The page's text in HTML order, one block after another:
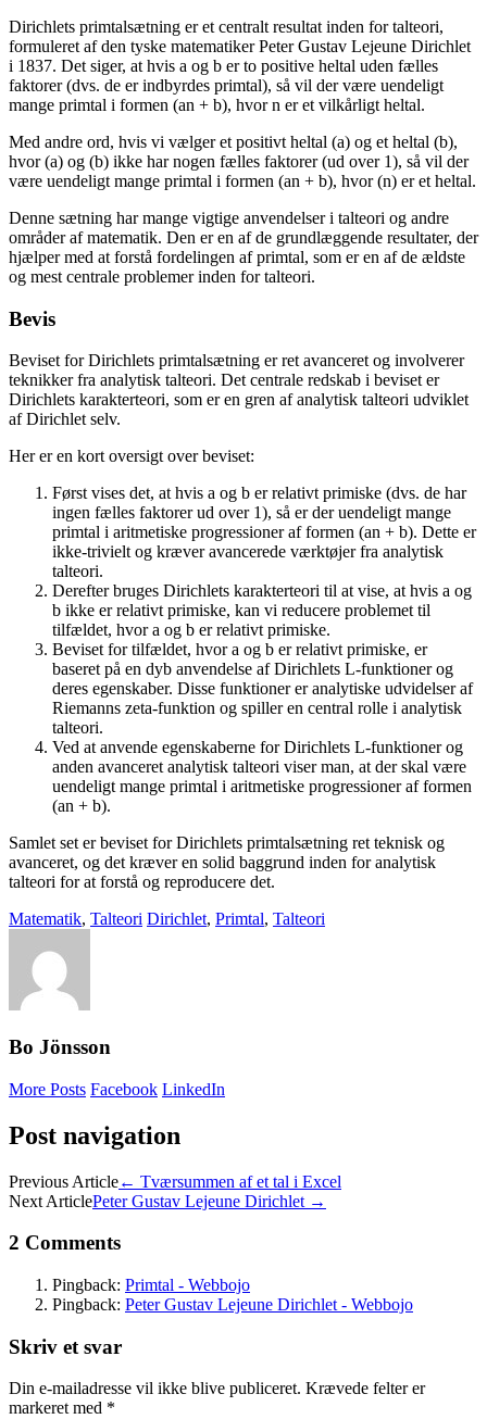
Dirichlets primtalsætning er et centralt resultat inden for talteori,
formuleret af den tyske matematiker Peter Gustav Lejeune Dirichlet
i 1837. Det siger, at hvis a og b er to positive heltal uden fælles
faktorer (dvs. de er indbyrdes primtal), så vil der være uendeligt
mange primtal i formen (an + b), hvor n er et vilkårligt heltal.
Med andre ord, hvis vi vælger et positivt heltal (a) og et heltal (b),
hvor (a) og (b) ikke har nogen fælles faktorer (ud over 1), så vil der
være uendeligt mange primtal i formen (an + b), hvor (n) er et heltal.
Denne sætning har mange vigtige anvendelser i talteori og andre
områder af matematik. Den er en af de grundlæggende resultater, der
hjælper med at forstå fordelingen af primtal, som er en af de ældste
og mest centrale problemer inden for talteori.
Bevis
Beviset for Dirichlets primtalsætning er ret avanceret og involverer
teknikker fra analytisk talteori. Det centrale redskab i beviset er
Dirichlets karakterteori, som er en gren af analytisk talteori udviklet
af Dirichlet selv.
Her er en kort oversigt over beviset:
Først vises det, at hvis a og b er relativt primiske (dvs. de har
ingen fælles faktorer ud over 1), så er der uendeligt mange
primtal i aritmetiske progressioner af formen (an + b). Dette er
ikke-trivielt og kræver avancerede værktøjer fra analytisk
talteori.
Derefter bruges Dirichlets karakterteori til at vise, at hvis a og
b ikke er relativt primiske, kan vi reducere problemet til
tilfældet, hvor a og b er relativt primiske.
Beviset for tilfældet, hvor a og b er relativt primiske, er
baseret på en dyb anvendelse af Dirichlets L-funktioner og
deres egenskaber. Disse funktioner er analytiske udvidelser af
Riemanns zeta-funktion og spiller en central rolle i analytisk
talteori.
Ved at anvende egenskaberne for Dirichlets L-funktioner og
anden avanceret analytisk talteori viser man, at der skal være
uendeligt mange primtal i aritmetiske progressioner af formen
(an + b).
Samlet set er beviset for Dirichlets primtalsætning ret teknisk og
avanceret, og det kræver en solid baggrund inden for analytisk
talteori for at forstå og reproducere det.
Matematik, Talteori Dirichlet, Primtal, Talteori
Bo Jönsson
More Posts Facebook LinkedIn
Post navigation
Previous Article← Tværsummen af et tal i Excel
Next ArticlePeter Gustav Lejeune Dirichlet →
2 Comments
Pingback: Primtal - Webbojo
Pingback: Peter Gustav Lejeune Dirichlet - Webbojo
Skriv et svar
Din e-mailadresse vil ikke blive publiceret. Krævede felter er
markeret med *